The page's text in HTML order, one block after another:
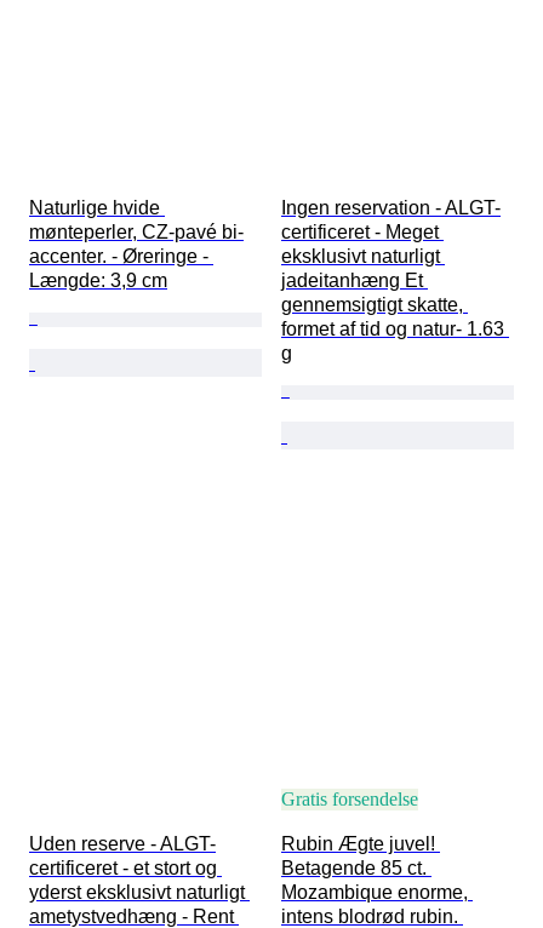
Naturlige hvide
mønteperler, CZ-pavé bi-
accenter. - Øreringe -
Længde: 3,9 cm
Ingen reservation - ALGT-
certificeret - Meget
eksklusivt naturligt
jadeitanhæng Et
gennemsigtigt skatte,
formet af tid og natur- 1.63
g
Uden reserve - ALGT-
certificeret - et stort og
yderst eksklusivt naturligt
ametystvedhæng - Rent
Gratis forsendelse
Rubin Ægte juvel!
Betagende 85 ct.
Mozambique enor­me,
intens blodrød rubin.